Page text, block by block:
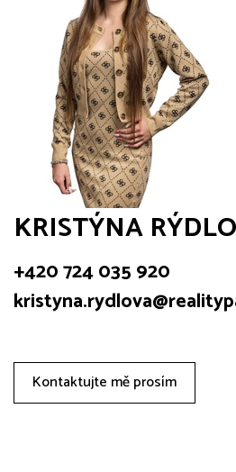
KRISTÝNA
+420 724 035 920
Kontaktujte mě prosím